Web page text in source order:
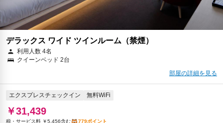
デラックス ワイド ツインルーム（禁煙）
利用人数 4名
クイーンベッド 2台
部屋の詳細を見る
エクスプレスチェックイン 無料WiFi
￥31,439
税・サービス料 ￥5,456含む
779ポイント